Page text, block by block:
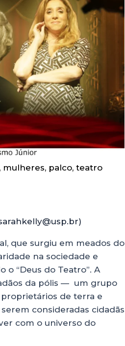
, mulheres, palco, teatro
que surgiu em meados do
na sociedade e
“Deus do Teatro”. A
da pólis — um grupo
de terra e
consideradas cidadãs
com o universo do